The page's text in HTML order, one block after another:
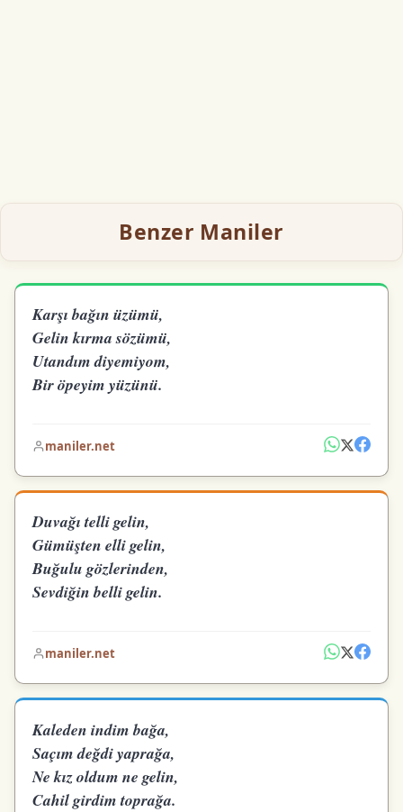
Benzer Maniler
Karşı bağın üzümü,
Gelin kırma sözümü,
Utandım diyemiyom,
Bir öpeyim yüzünü.
maniler.net
Duvağı telli gelin,
Gümüşten elli gelin,
Buğulu gözlerinden,
Sevdiğin belli gelin.
maniler.net
Kaleden indim bağa,
Saçım değdi yaprağa,
Ne kız oldum ne gelin,
Cahil girdim toprağa.